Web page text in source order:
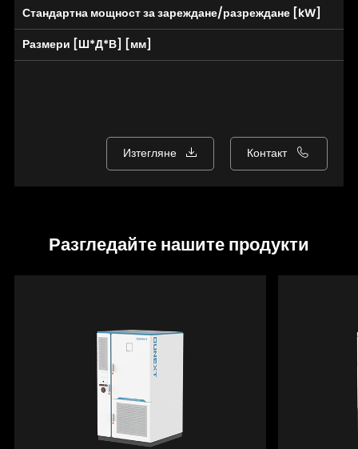
Стандартна мощност за зареждане/разреждане [kW]
Размери [Ш*Д*В] [мм]
Изтегляне Контакт
Разгледайте нашите продукти